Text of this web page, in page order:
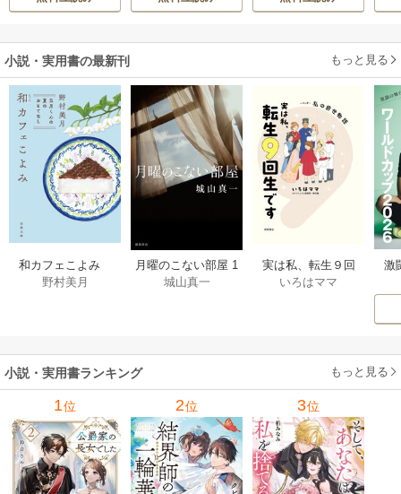
真実の恋を探しま
h-goon
小説・実用書の最新刊 もっと見る
和カフェこよみ
五月くんの夏のお
野村美月
月曜のこない部屋 1
巻
城山真一
実は私、転生９回
生です マンガ
いろはママ
激
小説・実用書ランキング もっと見る
1位 2位 3位